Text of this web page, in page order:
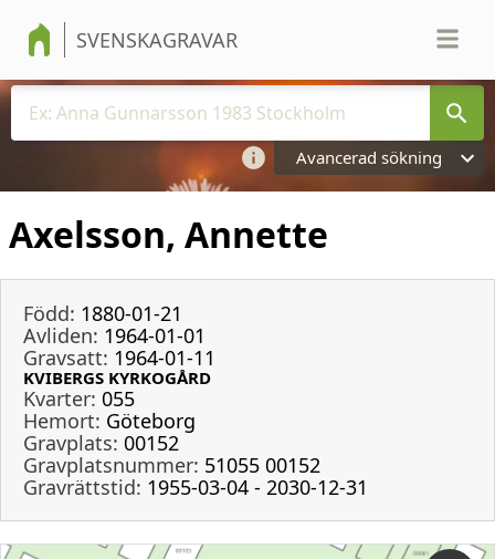
SVENSKAGRAVAR
Avancerad sökning
Axelsson, Annette
Född: 1880-01-21
Avliden: 1964-01-01
Gravsatt: 1964-01-11
KVIBERGS KYRKOGÅRD
Kvarter: 055
Hemort: Göteborg
Gravplats: 00152
Gravplatsnummer: 51055 00152
Gravrättstid: 1955-03-04 - 2030-12-31